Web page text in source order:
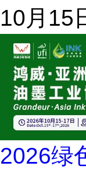
10月15
2026绿